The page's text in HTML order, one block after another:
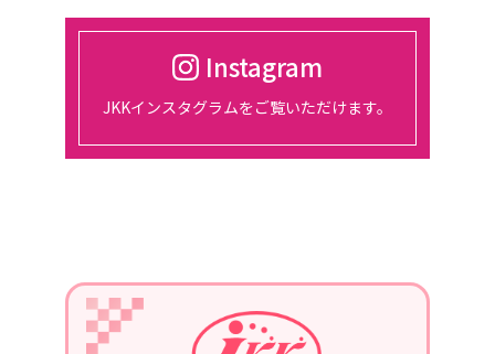
東京、都市センターホテルにて、総会
2024/01/30
て開催される『宿フェス』に参加しま
2024年1月22日
第3回定例会議in長崎を、開催。
青年部の協力を得て、勉強会を行いま
Instagram
JKKインスタグラムをご覧いただけます。